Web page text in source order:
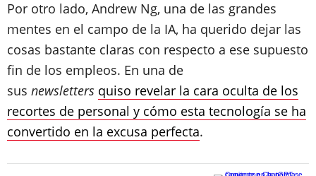
Por otro lado, Andrew Ng, una de las grandes
mentes en el campo de la IA, ha querido dejar las
cosas bastante claras con respecto a ese supuesto
fin de los empleos. En una de
sus newsletters quiso revelar la cara oculta de los
recortes de personal y cómo esta tecnología se ha
convertido en la excusa perfecta.